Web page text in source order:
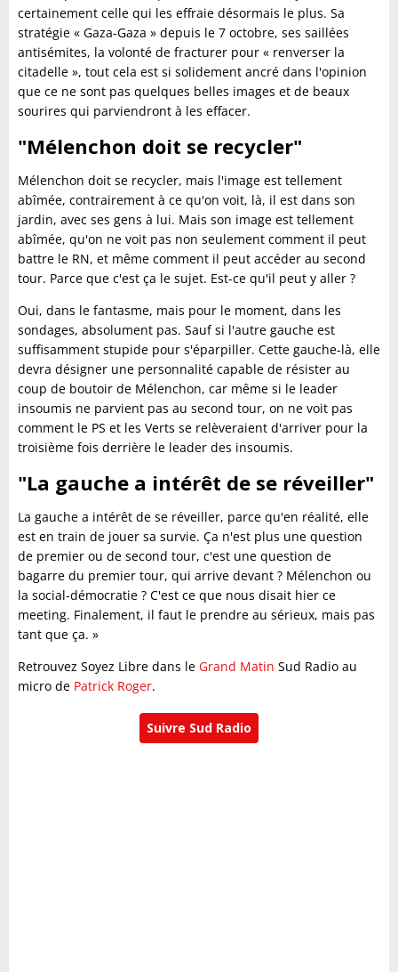
certainement celle qui les effraie désormais le plus. Sa
stratégie « Gaza-Gaza » depuis le 7 octobre, ses saillées
antisémites, la volonté de fracturer pour « renverser la
citadelle », tout cela est si solidement ancré dans l'opinion
que ce ne sont pas quelques belles images et de beaux
sourires qui parviendront à les effacer.
"Mélenchon doit se recycler"
Mélenchon doit se recycler, mais l'image est tellement
abîmée, contrairement à ce qu'on voit, là, il est dans son
jardin, avec ses gens à lui. Mais son image est tellement
abîmée, qu'on ne voit pas non seulement comment il peut
battre le RN, et même comment il peut accéder au second
tour. Parce que c'est ça le sujet. Est-ce qu'il peut y aller ?
Oui, dans le fantasme, mais pour le moment, dans les
sondages, absolument pas. Sauf si l'autre gauche est
suffisamment stupide pour s'éparpiller. Cette gauche-là, elle
devra désigner une personnalité capable de résister au
coup de boutoir de Mélenchon, car même si le leader
insoumis ne parvient pas au second tour, on ne voit pas
comment le PS et les Verts se relèveraient d'arriver pour la
troisième fois derrière le leader des insoumis.
"La gauche a intérêt de se réveiller"
La gauche a intérêt de se réveiller, parce qu'en réalité, elle
est en train de jouer sa survie. Ça n'est plus une question
de premier ou de second tour, c'est une question de
bagarre du premier tour, qui arrive devant ? Mélenchon ou
la social-démocratie ? C'est ce que nous disait hier ce
meeting. Finalement, il faut le prendre au sérieux, mais pas
tant que ça. »
Retrouvez Soyez Libre dans le Grand Matin Sud Radio au
micro de Patrick Roger.
Suivre Sud Radio